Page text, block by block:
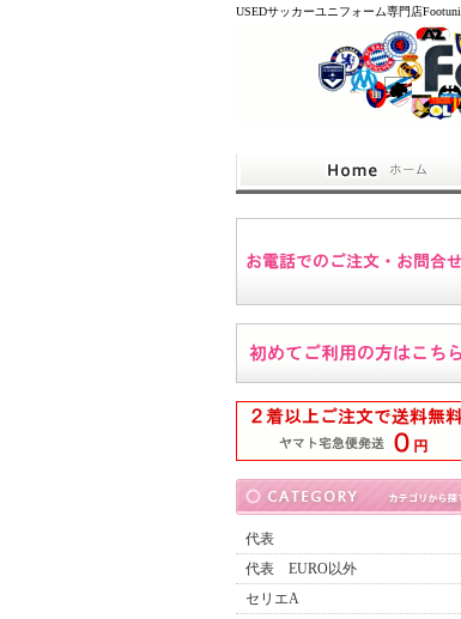
USEDサッカーユニフォーム専門店Footuni
代表
代表 EURO以外
セリエA